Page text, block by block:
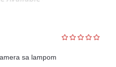
sa lampom